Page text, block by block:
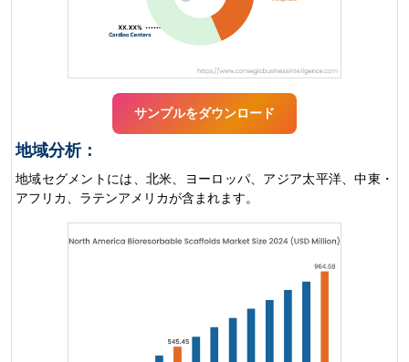
サンプルをダウンロード
地域分析：
地域セグメントには、北米、ヨーロッパ、アジア太平洋、中東・
アフリカ、ラテンアメリカが含まれます。